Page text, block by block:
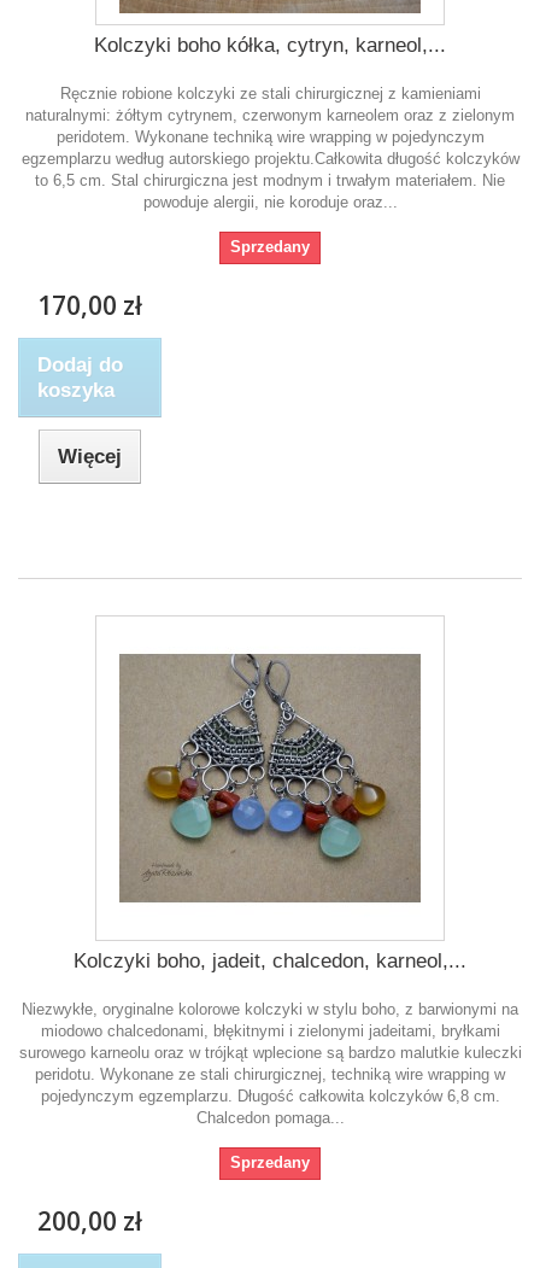
Kolczyki boho kółka, cytryn, karneol,...
Ręcznie robione kolczyki ze stali chirurgicznej z kamieniami
naturalnymi: żółtym cytrynem, czerwonym karneolem oraz z zielonym
peridotem. Wykonane techniką wire wrapping w pojedynczym
egzemplarzu według autorskiego projektu.Całkowita długość kolczyków
to 6,5 cm. Stal chirurgiczna jest modnym i trwałym materiałem. Nie
powoduje alergii, nie koroduje oraz...
Sprzedany
170,00 zł
Dodaj do
koszyka
Więcej
Kolczyki boho, jadeit, chalcedon, karneol,...
Niezwykłe, oryginalne kolorowe kolczyki w stylu boho, z barwionymi na
miodowo chalcedonami, błękitnymi i zielonymi jadeitami, bryłkami
surowego karneolu oraz w trójkąt wplecione są bardzo malutkie kuleczki
peridotu. Wykonane ze stali chirurgicznej, techniką wire wrapping w
pojedynczym egzemplarzu. Długość całkowita kolczyków 6,8 cm.
Chalcedon pomaga...
Sprzedany
200,00 zł